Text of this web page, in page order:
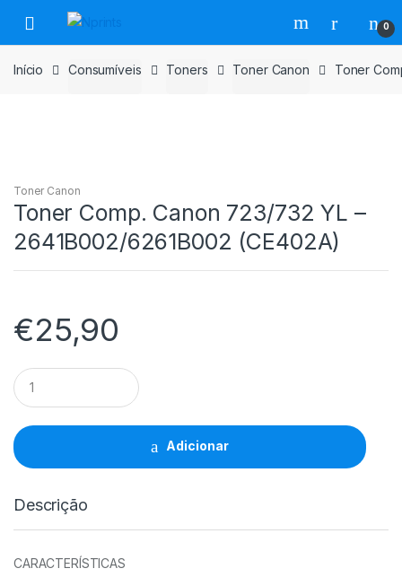
para
navegação
para
o
conteúdo
0
Início Consumíveis Toners Toner Canon Toner
Toner Canon
Toner Comp. Canon 723/732 YL –
2641B002/6261B002 (CE402A)
€25,90
Toner
Comp.
Canon
723/732
YL
-
2641B002/6261B002
quantidade
Adicionar
Descrição
CARACTERÍSTICAS